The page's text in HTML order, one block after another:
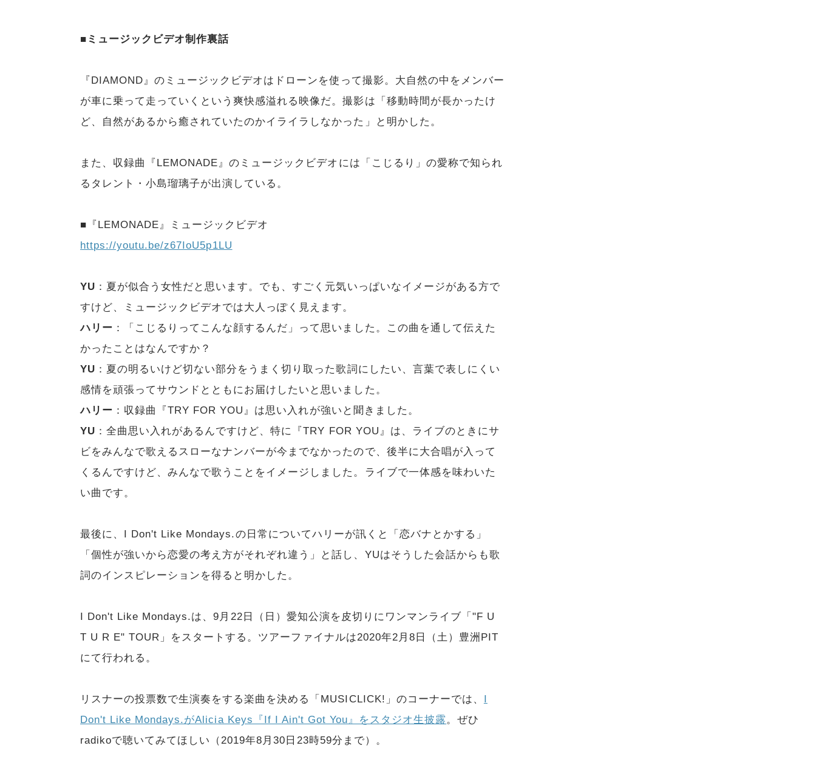
■ミュージックビデオ制作裏話
『DIAMOND』のミュージックビデオはドローンを使って撮影。大自然の中をメンバー
が車に乗って走っていくという爽快感溢れる映像だ。撮影は「移動時間が長かったけ
ど、自然があるから癒されていたのかイライラしなかった」と明かした。
また、収録曲『LEMONADE』のミュージックビデオには「こじるり」の愛称で知られ
るタレント・小島瑠璃子が出演している。
■『LEMONADE』ミュージックビデオ
https://youtu.be/z67IoU5p1LU
YU ：夏が似合う女性だと思います。でも、すごく元気いっぱいなイメージがある方で
すけど、ミュージックビデオでは大人っぽく見えます。
ハリー ：「こじるりってこんな顔するんだ」って思いました。この曲を通して伝えた
かったことはなんですか？
YU ：夏の明るいけど切ない部分をうまく切り取った歌詞にしたい、言葉で表しにくい
感情を頑張ってサウンドとともにお届けしたいと思いました。
ハリー ：収録曲『TRY FOR YOU』は思い入れが強いと聞きました。
YU ：全曲思い入れがあるんですけど、特に『TRY FOR YOU』は、ライブのときにサ
ビをみんなで歌えるスローなナンバーが今までなかったので、後半に大合唱が入って
くるんですけど、みんなで歌うことをイメージしました。ライブで一体感を味わいた
い曲です。
最後に、I Don't Like Mondays.の日常についてハリーが訊くと「恋バナとかする」
「個性が強いから恋愛の考え方がそれぞれ違う」と話し、YUはそうした会話からも歌
詞のインスピレーションを得ると明かした。
I Don't Like Mondays.は、9月22日（日）愛知公演を皮切りにワンマンライブ「"F U
T U R E" TOUR」をスタートする。ツアーファイナルは2020年2月8日（土）豊洲PIT
にて行われる。
リスナーの投票数で生演奏をする楽曲を決める「MUSICLICK!」のコーナーでは、 I
Don't Like Mondays.がAlicia Keys『If I Ain't Got You』をスタジオ生披露。ぜひ
radikoで聴いてみてほしい（2019年8月30日23時59分まで）。